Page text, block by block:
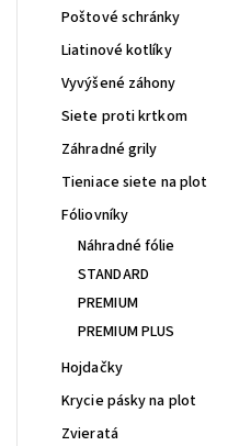
Poštové schránky
Liatinové kotlíky
Vyvýšené záhony
Siete proti krtkom
Záhradné grily
Tieniace siete na plot
Fóliovníky
Náhradné fólie
STANDARD
PREMIUM
PREMIUM PLUS
Hojdačky
Krycie pásky na plot
Zvieratá